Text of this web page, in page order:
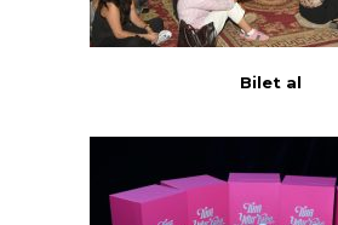
Bilet al